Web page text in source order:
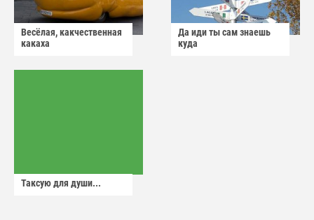
Весёлая, какчественная
какаха
Да иди ты сам знаешь
куда
Таксую для души...